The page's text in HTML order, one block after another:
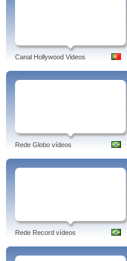
Canal Hollywood Videos
Rede Globo vídeos
Rede Record vídeos